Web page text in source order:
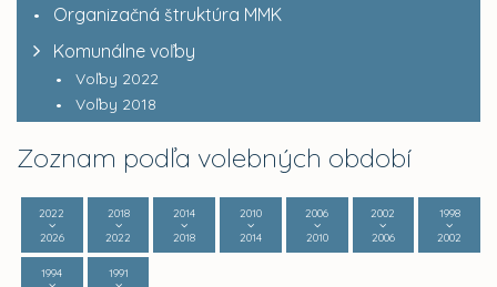
Organizačná štruktúra MMK
Komunálne voľby
Voľby 2022
Voľby 2018
Zoznam podľa volebných období
2022
2026
2018
2022
2014
2018
2010
2014
2006
2010
2002
2006
1998
2002
1994
1991